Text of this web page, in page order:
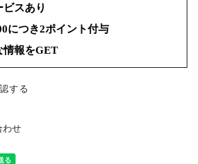
スあり
につき2ポイント付与
情報をGET
する
わせ